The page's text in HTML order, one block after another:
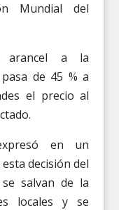
Mundial del
arancel a la
de 45 % a
el precio al
en un
decisión del
salvan de la
locales y se